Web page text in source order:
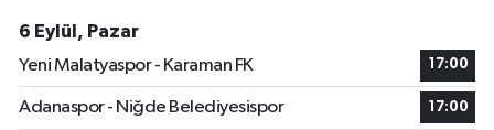
6 Eylül, Pazar
Yeni Malatyaspor - Karaman FK
17:00
Adanaspor - Niğde Belediyesispor 17:00